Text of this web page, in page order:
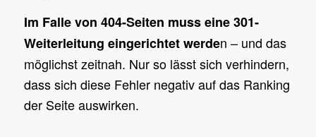
Im Falle von 404-Seiten muss eine 301-
Weiterleitung eingerichtet werden – und das
möglichst zeitnah. Nur so lässt sich verhindern,
dass sich diese Fehler negativ auf das Ranking
der Seite auswirken.